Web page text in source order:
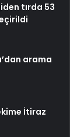
tırda 53
arama
İtiraz